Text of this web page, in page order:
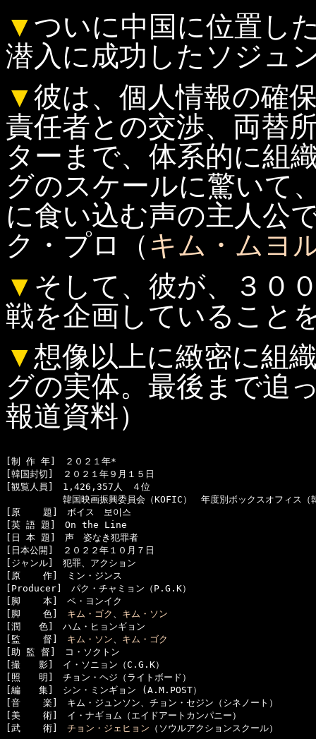
▼ ついに中国に位置し
潜入に成功したソジュ
▼彼は、個人情報の確
責任者との交渉、両替
ターまで、体系的に組
グのスケールに驚いて
に食い込む声の主人公
ク・プロ（ キム・ムヨ
▼ そして、彼が、３０
戦を企画していること
▼ 想像以上に緻密に組
グの実体。最後まで追
報道資料）
[制 作 年]　２０２１年*
[韓国封切]　２０２１年９月１５日
[観覧人員]　1,426,357人　４位
　　　　　韓国映画振興委員会（KOFIC）　年度別ボックスオフィス（
[原    題]　ボイス　보이스
[英 語 題]　On the Line
[日 本 題]　声　姿なき犯罪者
[日本公開]　２０２２年１０月７日
[ジャンル]　犯罪、アクション
[原    作]　ミン・ジンス
[Producer]　パク・チャミョン（P.G.K）
[脚    本]　ペ・ヨンイク
[脚    色] キム・ゴク 、 キム・ソン
[潤　　色]　ハム・ヒョンギョン
[監    督] キム・ソン、 キム・ゴク
[助 監 督]　コ・ソクトン
[撮　　影]　イ・ソニョン（C.G.K）
[照　　明]　チョン・ヘジ（ライトボード）
[編　　集]　シン・ミンギョン (A.M.POST）
[音    楽]　キム・ジュンソン、チョン・セジン（シネノート）
[美    術]　イ・ナギョム（エイドアートカンパニー）
[武    術] チョン・ジェヒョン （ソウルアクションスクール）